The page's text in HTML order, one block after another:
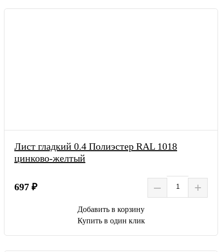
Лист гладкий 0.4 Полиэстер RAL 1018
цинково-желтый
697 ₽ – +
Добавить в корзину
Купить в один клик